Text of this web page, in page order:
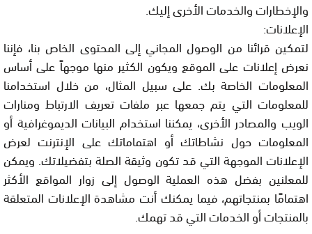
والإخطارات والخدمات الأخرى إليك.
الإعلانات:
لتمكين قرائنا من الوصول المجاني إلى المحتوى الخاص بنا، فإننا
نعرض إعلانات على الموقع ويكون الكثير منها موجهاً على أساس
المعلومات الخاصة بك. على سبيل المثال، من خلال استخدامنا
للمعلومات التي يتم جمعها عبر ملفات تعريف الارتباط ومنارات
الويب والمصادر الأخرى، يمكننا استخدام البيانات الديموغرافية أو
المعلومات حول نشاطاتك أو اهتماماتك على الإنترنت لعرض
الإعلانات الموجهة التي قد تكون وثيقة الصلة بتفضيلاتك. ويمكن
للمعلنين بفضل هذه العملية الوصول إلى زوار المواقع الأكثر
اهتمامًا بمنتجاتهم، فيما يمكنك أنت مشاهدة الإعلانات المتعلقة
بالمنتجات أو الخدمات التي قد تهمك.